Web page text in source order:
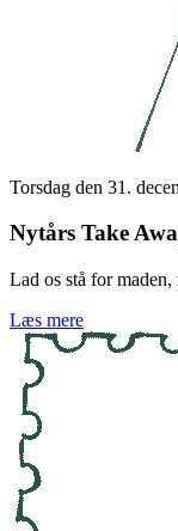
Torsdag den 31.
Nytårs Take
Lad os stå for
Læs mere